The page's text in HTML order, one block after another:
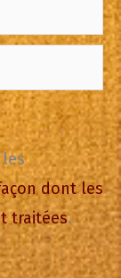
dont les
traitées.